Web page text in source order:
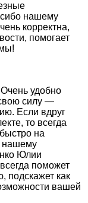
нашему
корректна,
помогает
удобно
свою силу —
Если вдруг
то всегда
на
нашему
Юлии
поможет
подскажет как
вашей